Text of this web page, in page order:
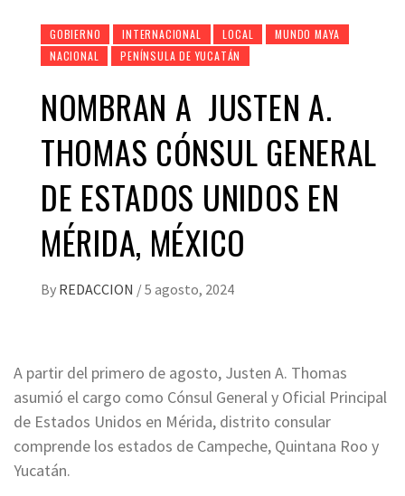
GOBIERNO INTERNACIONAL LOCAL
MUNDO MAYA
NACIONAL
PENÍNSULA DE YUCATÁN
NOMBRAN A JUSTEN A.
THOMAS CÓNSUL GENERAL
DE ESTADOS UNIDOS EN
MÉRIDA, MÉXICO
By REDACCION /5 agosto, 2024
A partir del primero de agosto, Justen A. Thomas
asumió el cargo como Cónsul General y Oficial Principal
de Estados Unidos en Mérida, distrito consular
comprende los estados de Campeche, Quintana Roo y
Yucatán.